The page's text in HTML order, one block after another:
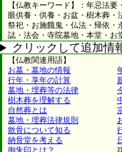
【仏教キーワード】：年忌法
眼供養・供養・お盆・樹木葬・
祭祀・お施餓鬼・仏法・帰依・
誌・法会・寺院墓地・本堂・お
クリックして追加情
【仏教関連用語】
お墓・墓地の情報
行年・享年の計算
墓地・埋葬等の法律
樹木葬を理解する
自然葬とは
墓地・埋葬法律規則
散骨について知る
納骨堂を考える
御朱印とは？